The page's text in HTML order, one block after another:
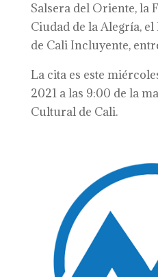
Salsera del Oriente, la
Ciudad de la Alegría,
de Cali Incluyente,
La cita es este
2021 a las 9:00 de la
Cultural de Cali.